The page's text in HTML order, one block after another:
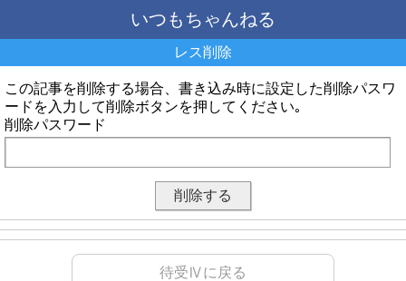
いつもちゃんねる
レス削除
この記事を削除する場合、書き込み時に設定した削除パスワ
ードを入力して削除ボタンを押してください｡
削除パスワード
待受Ⅳに戻る